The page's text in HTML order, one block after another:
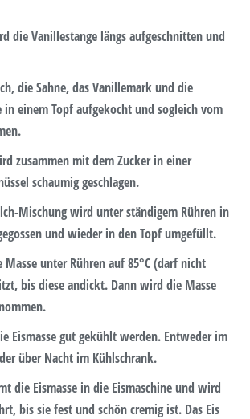
die Vanillestange längs aufgeschnitten und
die Sahne, das Vanillemark und die
in einem Topf aufgekocht und sogleich vom
zusammen mit dem Zucker in einer
schaumig geschlagen.
Mischung wird unter ständigem Rühren in
und wieder in den Topf umgefüllt.
unter Rühren auf 85°C (darf nicht
bis diese andickt. Dann wird die Masse
Eismasse gut gekühlt werden. Entweder im
über Nacht im Kühlschrank.
die Eismasse in die Eismaschine und wird
bis sie fest und schön cremig ist. Das Eis